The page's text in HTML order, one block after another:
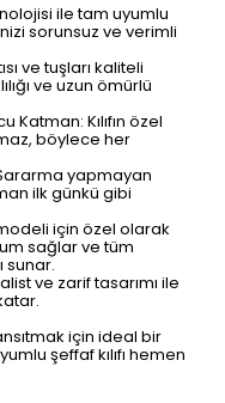
ile tam uyumlu
sorunsuz ve verimli
ve tuşları kaliteli
ve uzun ömürlü
Kılıfın özel
böylece her
yapmayan
ilk günkü gibi
için özel olarak
sağlar ve tüm
sunar.
ve zarif tasarımı ile
için ideal bir
şeffaf kılıfı hemen